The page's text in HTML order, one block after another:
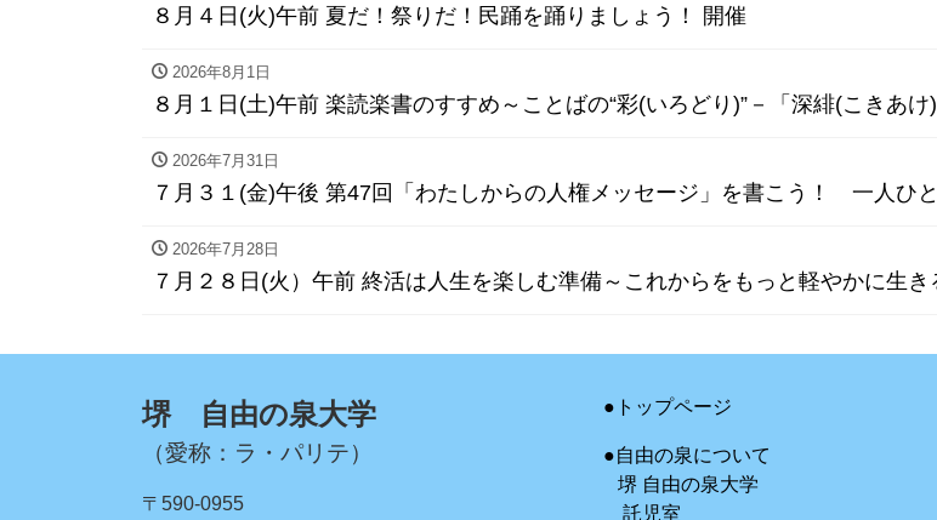
８月４日(火)午前 夏だ！祭りだ！民踊を踊りましょう！ 開催
2026年8月1日
８月１日(土)午前 楽読楽書のすすめ～ことばの“彩(いろどり)”－「深緋(こきあけ
2026年7月31日
７月３１(金)午後 第47回「わたしからの人権メッセージ」を書こう！ 一人ひ
2026年7月28日
７月２８日(火）午前 終活は人生を楽しむ準備～これからをもっと軽やかに生
堺 自由の泉大学
（愛称：ラ・パリテ）
〒590-0955
●トップページ
●自由の泉について
堺 自由の泉大学
託児室